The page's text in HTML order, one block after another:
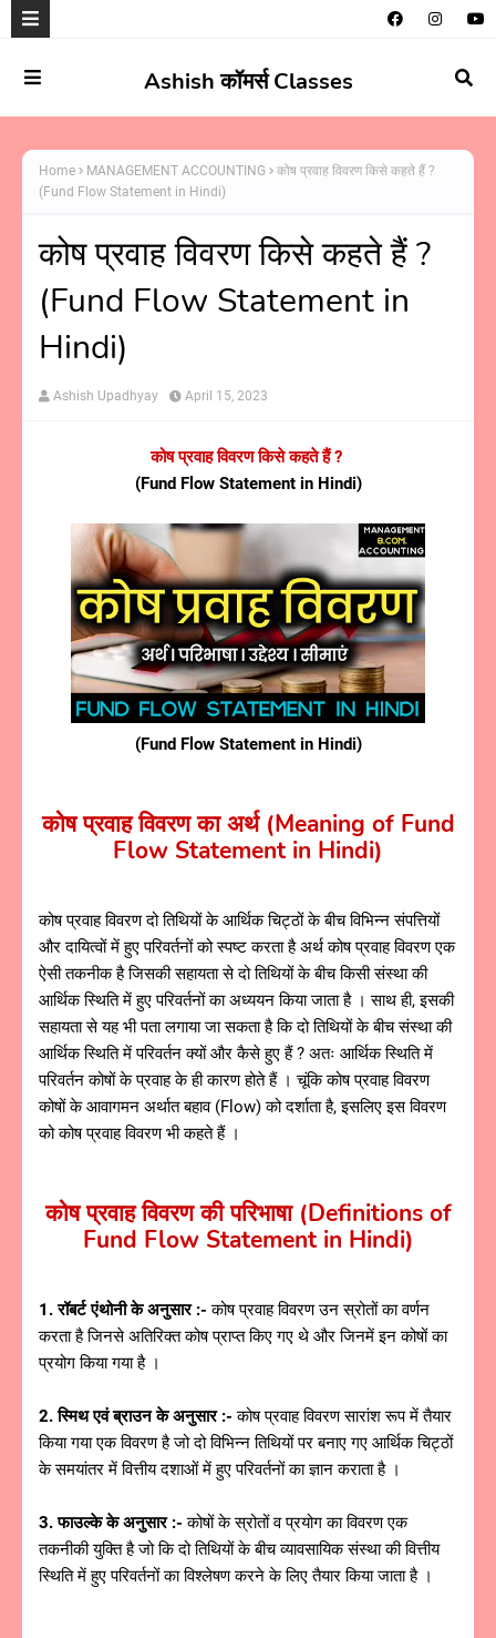
Ashish कॉमर्स Classes
Home MANAGEMENT ACCOUNTING
कोष प्रवाह विवरण किसे कहते हैं ?
(Fund Flow Statement in Hindi)
कोष प्रवाह विवरण किसे कहते हैं ?
(Fund Flow Statement in
Hindi)
Ashish Upadhyay April 15, 2023
कोष प्रवाह विवरण किसे कहते हैं ?
(Fund Flow Statement in Hindi)
(Fund Flow Statement in Hindi)
कोष प्रवाह विवरण का अर्थ (Meaning of Fund
Flow Statement in Hindi)
कोष प्रवाह विवरण दो तिथियों के आर्थिक चिट्ठों के बीच विभिन्न संपत्तियों
और दायित्वों में हुए परिवर्तनों को स्पष्ट करता है अर्थ कोष प्रवाह विवरण एक
ऐसी तकनीक है जिसकी सहायता से दो तिथियों के बीच किसी संस्था की
आर्थिक स्थिति में हुए परिवर्तनों का अध्ययन किया जाता है । साथ ही, इसकी
सहायता से यह भी पता लगाया जा सकता है कि दो तिथियों के बीच संस्था की
आर्थिक स्थिति में परिवर्तन क्यों और कैसे हुए हैं ? अतः आर्थिक स्थिति में
परिवर्तन कोषों के प्रवाह के ही कारण होते हैं । चूंकि कोष प्रवाह विवरण
कोषों के आवागमन अर्थात बहाव (Flow) को दर्शाता है, इसलिए इस विवरण
को कोष प्रवाह विवरण भी कहते हैं ।
कोष प्रवाह विवरण की परिभाषा (Definitions of
Fund Flow Statement in Hindi)
1. रॉबर्ट एंथोनी के अनुसार :-कोष प्रवाह विवरण उन स्रोतों का वर्णन
करता है जिनसे अतिरिक्त कोष प्राप्त किए गए थे और जिनमें इन कोषों का
प्रयोग किया गया है ।
2. स्मिथ एवं ब्राउन के अनुसार :- कोष प्रवाह विवरण सारांश रूप में तैयार
किया गया एक विवरण है जो दो विभिन्न तिथियों पर बनाए गए आर्थिक चिट्ठों
के समयांतर में वित्तीय दशाओं में हुए परिवर्तनों का ज्ञान कराता है ।
3. फाउल्के के अनुसार :-कोषों के स्रोतों व प्रयोग का विवरण एक
तकनीकी युक्ति है जो कि दो तिथियों के बीच व्यावसायिक संस्था की वित्तीय
स्थिति में हुए परिवर्तनों का विश्लेषण करने के लिए तैयार किया जाता है ।